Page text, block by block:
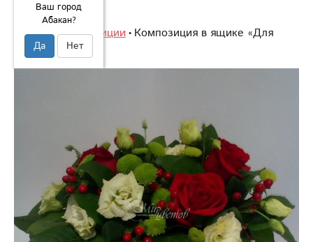
Ваш город
Абакан?
Да Нет
Главная Композиции Композиция в ящике «Для
настроения»